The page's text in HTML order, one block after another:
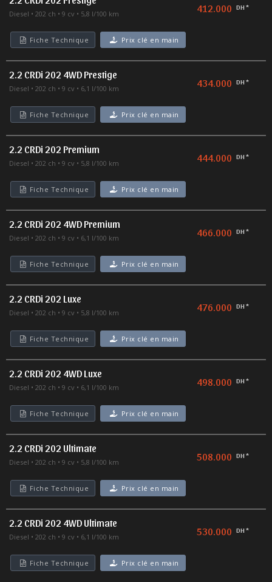
Diesel 202 ch 9 cv 5,8 l/100 km 412.000 DH *
Fiche Technique Prix clé en main
2.2 CRDi 202 4WD Prestige
Diesel 202 ch 9 cv 6,1 l/100 km 434.000 DH *
Fiche Technique Prix clé en main
2.2 CRDi 202 Premium
Diesel 202 ch 9 cv 5,8 l/100 km 444.000 DH *
Fiche Technique Prix clé en main
2.2 CRDi 202 4WD Premium
Diesel 202 ch 9 cv 6,1 l/100 km 466.000 DH *
Fiche Technique Prix clé en main
2.2 CRDi 202 Luxe
Diesel 202 ch 9 cv 5,8 l/100 km 476.000 DH *
Fiche Technique Prix clé en main
2.2 CRDi 202 4WD Luxe
Diesel 202 ch 9 cv 6,1 l/100 km 498.000 DH *
Fiche Technique Prix clé en main
2.2 CRDi 202 Ultimate
Diesel 202 ch 9 cv 5,8 l/100 km 508.000 DH *
Fiche Technique Prix clé en main
2.2 CRDi 202 4WD Ultimate
Diesel 202 ch 9 cv 6,1 l/100 km 530.000 DH *
Fiche Technique Prix clé en main